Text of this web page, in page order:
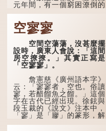
元年間，有一個窮困潦倒的
盧姓書生，在上京赴考的途
中經過一間旅店休息，碰巧
遇到一位呂姓道士，兩人暢
談甚歡。
言談間，盧姓書生感慨
自己雖貴為讀書人，但一直
未能考取功名，仍然貧困，
感到十分落泊。於是，道士
拿出一個青瓷枕頭，讓...
空寥寥
空間空蕩蕩，沒甚麼擺
設時，廣東人會說：「這間
房空撩撩。」其實正寫是
「空寥寥」。
詹憲慈《廣州語本字》
云：「寥寥者，空也。俗讀
寥，若醋餾魚之餾。」這個
字在古代已經出現。徐鉉與
段玉裁的《說文》注本中，
「寥」是「廫」的篆形，解